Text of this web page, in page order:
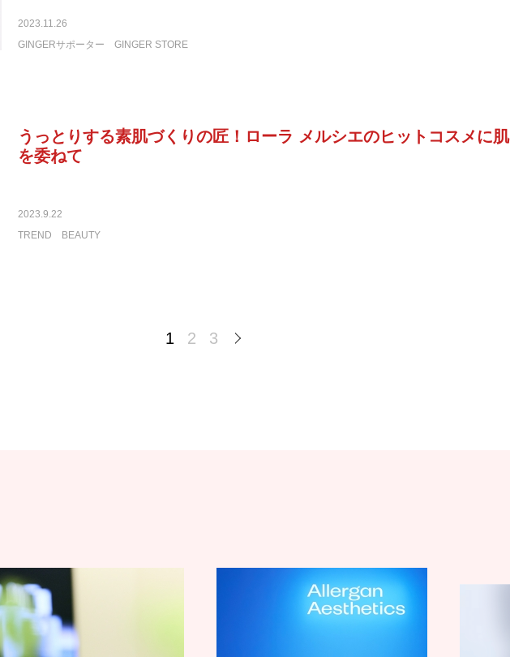
2023.11.26
GINGERサポーター
GINGER STORE
うっとりする素肌づくりの匠！ローラ メルシエのヒットコスメに肌
を委ねて
2023.9.22
TREND
BEAUTY
1 2 3